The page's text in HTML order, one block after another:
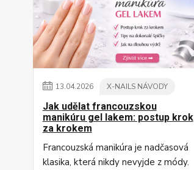
13.04.2026 X-NAILS NÁVODY
Jak udělat francouzskou
manikúru gel lakem: postup krok
za krokem
Francouzská manikúra je nadčasová
klasika, která nikdy nevyjde z módy.